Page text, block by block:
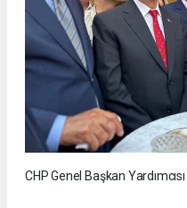
CHP Genel Başkan